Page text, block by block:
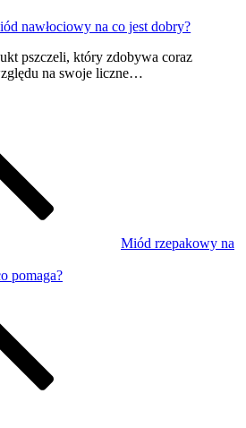
nawłociowy na co jest dobry?
pszczeli, który zdobywa coraz
na swoje liczne…
Miód rzepakowy na
pomaga?